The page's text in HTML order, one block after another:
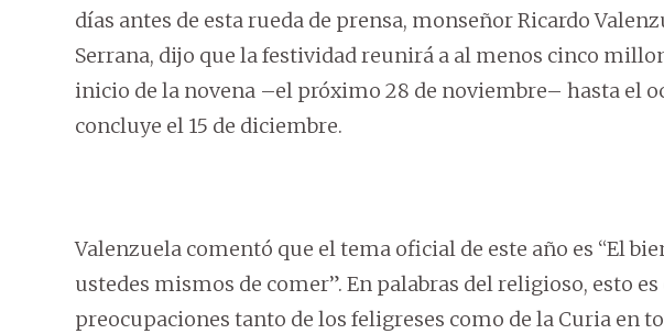
días antes de esta rueda de prensa, monseñor Ricardo
Serrana, dijo que la festividad reunirá a al menos cinco
inicio de la novena –el próximo 28 de noviembre– hasta el
concluye el 15 de diciembre.
Valenzuela comentó que el tema oficial de este año es “El
ustedes mismos de comer”. En palabras del religioso, esto es
preocupaciones tanto de los feligreses como de la Curia en